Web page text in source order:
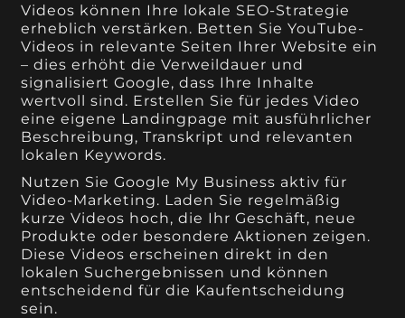
Videos können Ihre lokale SEO-Strategie
erheblich verstärken. Betten Sie YouTube-
Videos in relevante Seiten Ihrer Website ein
– dies erhöht die Verweildauer und
signalisiert Google, dass Ihre Inhalte
wertvoll sind. Erstellen Sie für jedes Video
eine eigene Landingpage mit ausführlicher
Beschreibung, Transkript und relevanten
lokalen Keywords.
Nutzen Sie Google My Business aktiv für
Video-Marketing. Laden Sie regelmäßig
kurze Videos hoch, die Ihr Geschäft, neue
Produkte oder besondere Aktionen zeigen.
Diese Videos erscheinen direkt in den
lokalen Suchergebnissen und können
entscheidend für die Kaufentscheidung
sein.